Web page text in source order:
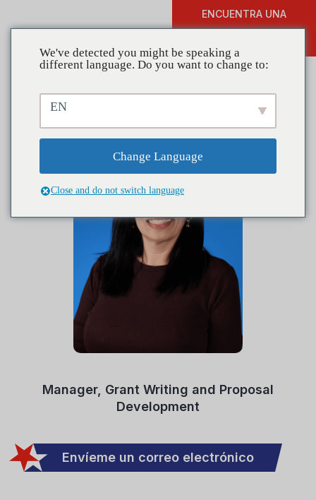
ENCUENTRA UNA
Manager, Grant Writing and Proposal
Development
Envíeme un correo electrónico
We've detected you might be speaking a
different language. Do you want to change to:
EN
Change Language
Close and do not switch language